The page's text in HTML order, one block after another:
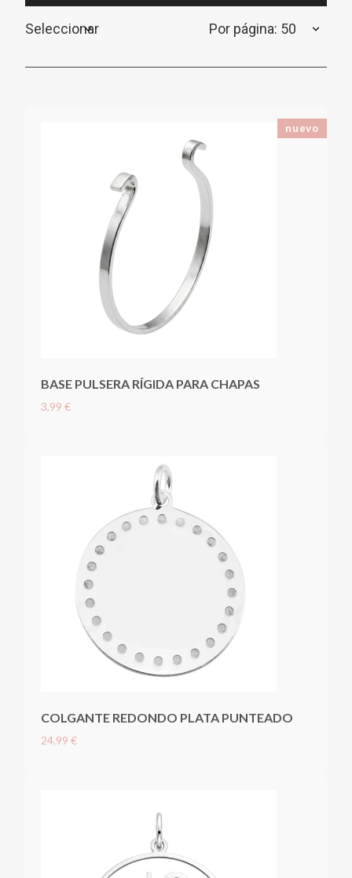
Seleccionar Por página: 50
BASE PULSERA RÍGIDA PARA CHAPAS
3,99 €
nuevo
COLGANTE REDONDO PLATA PUNTEADO
24,99 €